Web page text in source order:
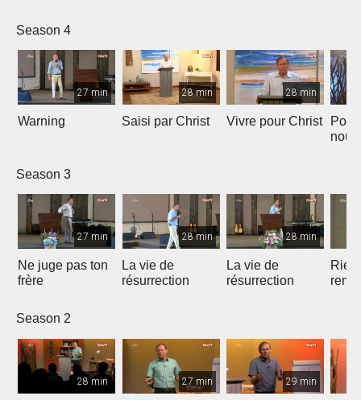
Season 4
27 min
Warning
28 min
Saisi par Christ
28 min
Vivre pour Christ
Season 3
27 min
Ne juge pas ton
frère
28 min
La vie de
résurrection
28 min
La vie de
résurrection
Rien
Season 2
28 min 27 min 29 min